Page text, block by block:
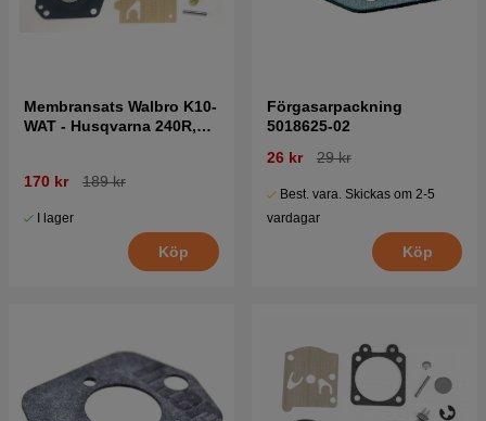
Membransats Walbro K10-
WAT - Husqvarna 240R,
170 kr 189 kr
I lager
Köp
Förgasarpackning
5018625-02
26 kr
29 kr
Best. vara. Skickas om 2-5
vardagar
Köp